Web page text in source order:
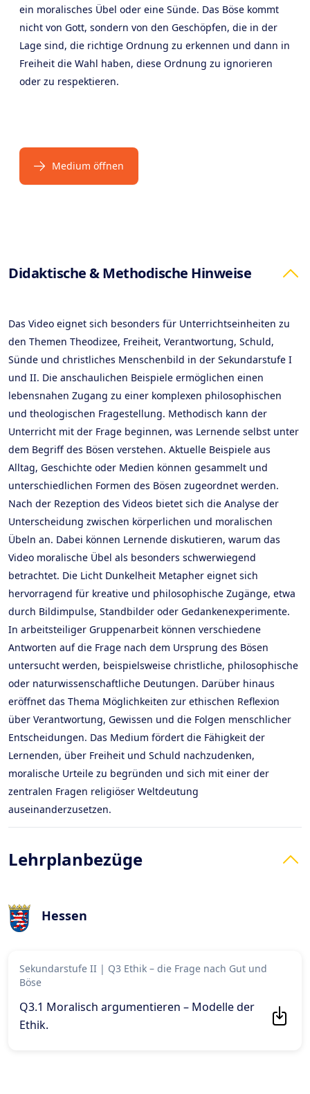
ein moralisches Übel oder eine Sünde. Das Böse kommt
nicht von Gott, sondern von den Geschöpfen, die in der
Lage sind, die richtige Ordnung zu erkennen und dann in
Freiheit die Wahl haben, diese Ordnung zu ignorieren
oder zu respektieren.
Medium öffnen
Products
Didaktische & Methodische Hinweise
Das Video eignet sich besonders für Unterrichtseinheiten zu
den Themen Theodizee, Freiheit, Verantwortung, Schuld,
Sünde und christliches Menschenbild in der Sekundarstufe I
und II. Die anschaulichen Beispiele ermöglichen einen
lebensnahen Zugang zu einer komplexen philosophischen
und theologischen Fragestellung. Methodisch kann der
Unterricht mit der Frage beginnen, was Lernende selbst unter
dem Begriff des Bösen verstehen. Aktuelle Beispiele aus
Alltag, Geschichte oder Medien können gesammelt und
unterschiedlichen Formen des Bösen zugeordnet werden.
Nach der Rezeption des Videos bietet sich die Analyse der
Unterscheidung zwischen körperlichen und moralischen
Übeln an. Dabei können Lernende diskutieren, warum das
Video moralische Übel als besonders schwerwiegend
betrachtet. Die Licht Dunkelheit Metapher eignet sich
hervorragend für kreative und philosophische Zugänge, etwa
durch Bildimpulse, Standbilder oder Gedankenexperimente.
In arbeitsteiliger Gruppenarbeit können verschiedene
Antworten auf die Frage nach dem Ursprung des Bösen
untersucht werden, beispielsweise christliche, philosophische
oder naturwissenschaftliche Deutungen. Darüber hinaus
eröffnet das Thema Möglichkeiten zur ethischen Reflexion
über Verantwortung, Gewissen und die Folgen menschlicher
Entscheidungen. Das Medium fördert die Fähigkeit der
Lernenden, über Freiheit und Schuld nachzudenken,
moralische Urteile zu begründen und sich mit einer der
zentralen Fragen religiöser Weltdeutung
auseinanderzusetzen.
Lehrplanbezüge
Hessen
Sekundarstufe II | Q3 Ethik – die Frage nach Gut und
Böse
Q3.1 Moralisch argumentieren – Modelle der
Ethik.